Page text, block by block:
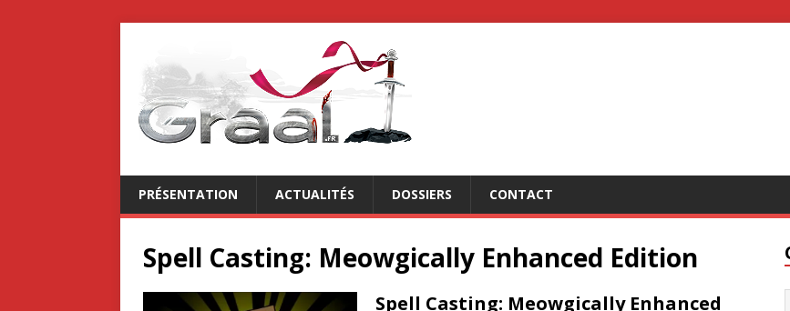
PRÉSENTATION ACTUALITÉS DOSSIERS CONTACT
Spell Casting: Meowgically Enhanced Edition
Spell Casting: Meowgically Enhanced